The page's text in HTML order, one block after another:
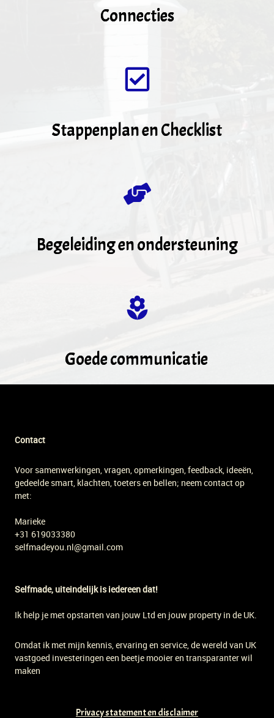
Connecties
Stappenplan en Checklist
Begeleiding en ondersteuning
Goede communicatie
Contact
Voor samenwerkingen, vragen, opmerkingen, feedback, ideeën,
gedeelde smart, klachten, toeters en bellen; neem contact op
met:
Marieke
+31 619033380
selfmadeyou.nl@gmail.com
Selfmade, uiteindelijk is iedereen dat!
Ik help je met opstarten van jouw Ltd en jouw property in de UK.
Omdat ik met mijn kennis, ervaring en service, de wereld van UK
vastgoed investeringen een beetje mooier en transparanter wil
maken
Privacy statement en disclaimer